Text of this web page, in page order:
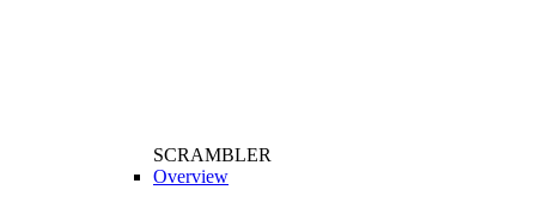
SCRAMBLER
Overview